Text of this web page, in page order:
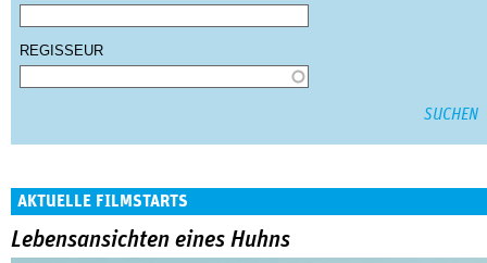
REGISSEUR
AKTUELLE FILMSTARTS
Lebensansichten eines Huhns